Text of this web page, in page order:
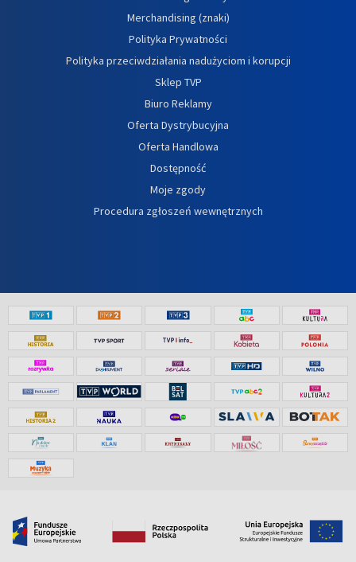
Merchandising (znaki)
Polityka Prywatności
Polityka przeciwdziałania nadużyciom i korupcji
Sklep TVP
Biuro Reklamy
Oferta Dystrybucyjna
Oferta Handlowa
Dostępność
Moje zgody
Procedura zgłoszeń wewnętrznych